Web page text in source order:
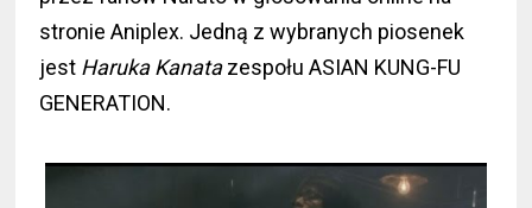
stronie Aniplex. Jedną z wybranych piosenek
jest Haruka Kanatazespołu ASIAN KUNG-FU
GENERATION.